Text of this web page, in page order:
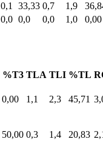
0,1 33,33 0,7 1,9
0,0 0,0 0,0 1,0 0,00
%T3 TLA TLI %TL
0,00 1,1 2,3 45,71
50,00 0,3 1,4 20,83